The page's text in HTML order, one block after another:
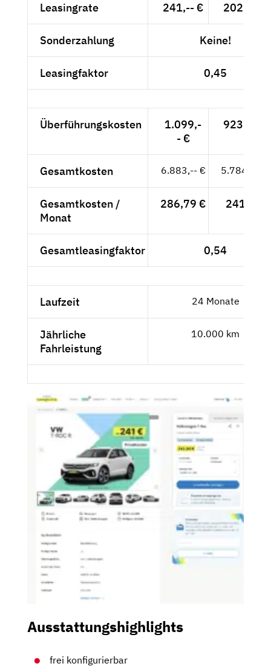
Leasingrate 241,-- € 202,52 €
Sonderzahlung Keine!
Leasingfaktor 0,45
Überführungskosten
1.099,-
- €
923,53 €
Gesamtkosten 6.883,-- € 5.784,03 €
Gesamtkosten /
Monat
286,79 € 241,-- €
Gesamtleasingfaktor 0,54
Laufzeit 24 Monate
Jährliche
Fahrleistung
10.000 km
Ausstattungshighlights
frei konfigurierbar